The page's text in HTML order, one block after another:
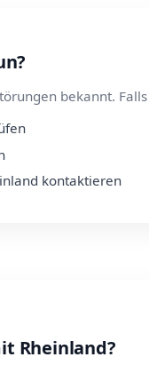
bekannt.
kontaktieren
Rheinland?